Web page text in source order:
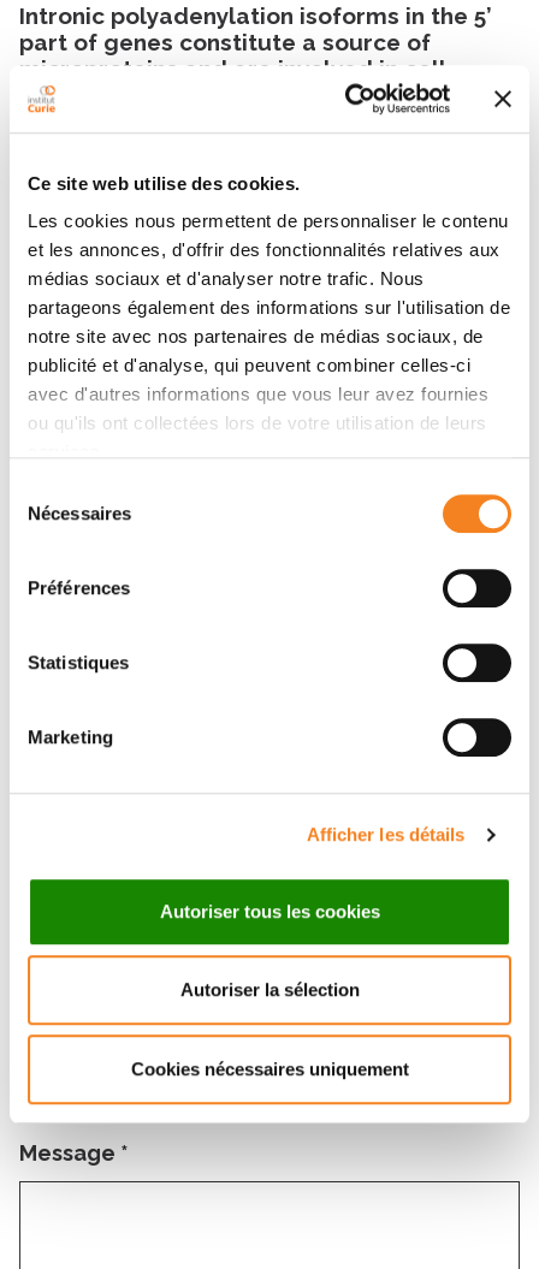
Ce site web utilise des cookies.
Les cookies nous permettent de personnaliser le contenu
et les annonces, d'offrir des fonctionnalités relatives aux
médias sociaux et d'analyser notre trafic. Nous
partageons également des informations sur l'utilisation de
notre site avec nos partenaires de médias sociaux, de
publicité et d'analyse, qui peuvent combiner celles-ci
avec d'autres informations que vous leur avez fournies
ou qu'ils ont collectées lors de votre utilisation de leurs
Nécessaires
Préférences
Statistiques
Marketing
Afficher les détails
Autoriser tous les cookies
Autoriser la sélection
Cookies nécessaires uniquement
Intronic polyadenylation isoforms in the 5’
part of genes constitute a source of
microproteins and are involved in cell
response to cisplatin
Contacter CELINE LABBE
Contactez-moi en renseignant le formulaire ci-
dessous
Prénom*
Email*
Sujet*
Message *